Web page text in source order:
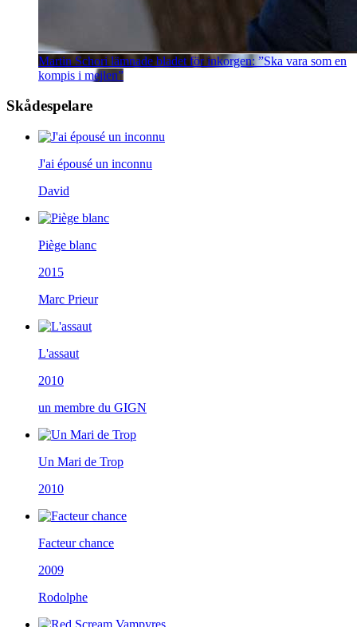
Martin Schori lämnade bladet för inkorgen: ”Ska vara som en
kompis i mejlen”
Skådespelare
J'ai épousé un inconnu
David
Piège blanc
2015
Marc Prieur
L'assaut
2010
un membre du GIGN
Un Mari de Trop
2010
Facteur chance
2009
Rodolphe